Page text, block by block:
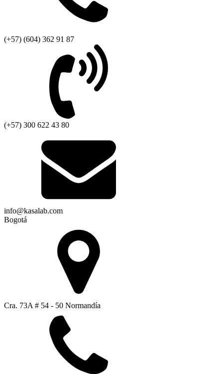
(+57) (604) 362 91 87
(+57) 300 622 43 80
info@kasalab.com
Bogotá
Cra. 73A # 54 - 50 Normandía